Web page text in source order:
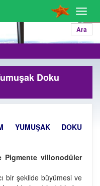
Ara
Doku
YUMUŞAK DOKU
villonodüler
bir şekilde büyümesi ve